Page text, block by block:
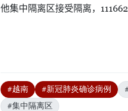
他集中隔离区接受隔离， 111662
#越南 #新冠肺炎确诊病例
#集中隔离区